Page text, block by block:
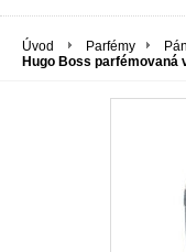
Úvod Parfémy
Hugo Boss parfémovaná